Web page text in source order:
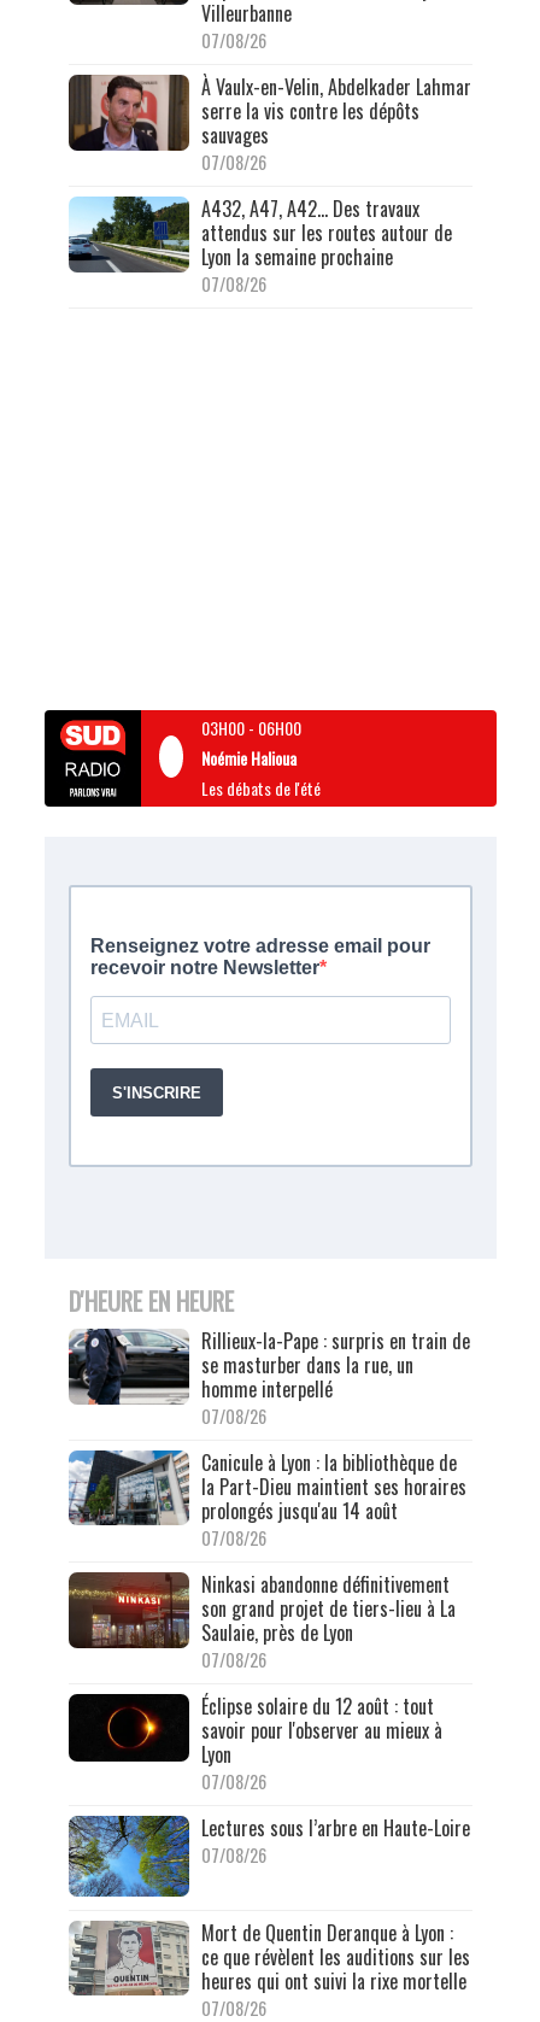
Villeurbanne
07/08/26
À Vaulx-en-Velin, Abdelkader Lahmar
serre la vis contre les dépôts
sauvages
07/08/26
A432, A47, A42… Des travaux
attendus sur les routes autour de
Lyon la semaine prochaine
07/08/26
03H00- 06H00
Noémie Halioua
Les débats de l'été
D'HEURE EN HEURE
Rillieux-la-Pape : surpris en train de
se masturber dans la rue, un
homme interpellé
07/08/26
Canicule à Lyon : la bibliothèque de
la Part-Dieu maintient ses horaires
prolongés jusqu'au 14 août
07/08/26
Ninkasi abandonne définitivement
son grand projet de tiers-lieu à La
Saulaie, près de Lyon
07/08/26
Éclipse solaire du 12 août : tout
savoir pour l'observer au mieux à
Lyon
07/08/26
Lectures sous l’arbre en Haute-Loire
07/08/26
Mort de Quentin Deranque à Lyon :
ce que révèlent les auditions sur les
heures qui ont suivi la rixe mortelle
07/08/26